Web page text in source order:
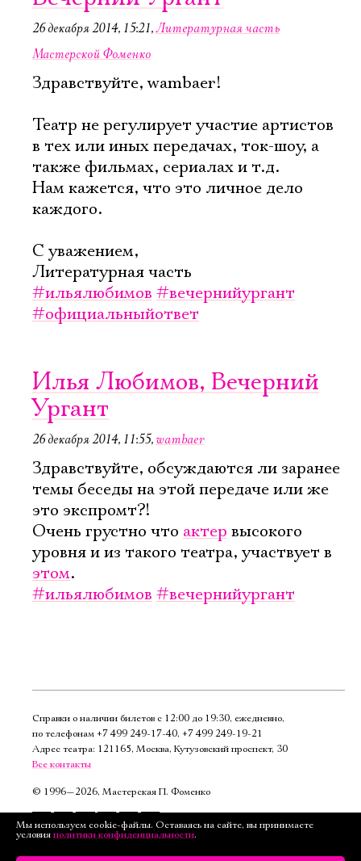
26 декабря 2014, 15:21,Литературная часть
Мастерской Фоменко
Здравствуйте, wambaer!
Театр не регулирует участие артистов
в тех или иных передачах, ток-шоу, а
также фильмах, сериалах и т.д.
Нам кажется, что это личное дело
каждого.
С уважением,
Литературная часть
#ильялюбимов #вечернийургант
#официальныйответ
Илья Любимов, Вечерний
Ургант
26 декабря 2014, 11:55,wambaer
Здравствуйте, обсуждаются ли заранее
темы беседы на этой передаче или же
это экспромт?!
Очень грустно что актер высокого
уровня и из такого театра, участвует в
этом.
#ильялюбимов #вечернийургант
Справки о наличии билетов с 12:00 до 19:30, ежедневно,
по телефонам +7 499 249‑17‑40, +7 499 249‑19‑21
Адрес театра: 121165, Москва, Кутузовский проспект, 30
Все контакты
© 1996—2026, Мастерская П. Фоменко
Подписаться
Мы используем cookie-файлы. Оставаясь на сайте, вы принимаете
условия политики конфиденциальности.